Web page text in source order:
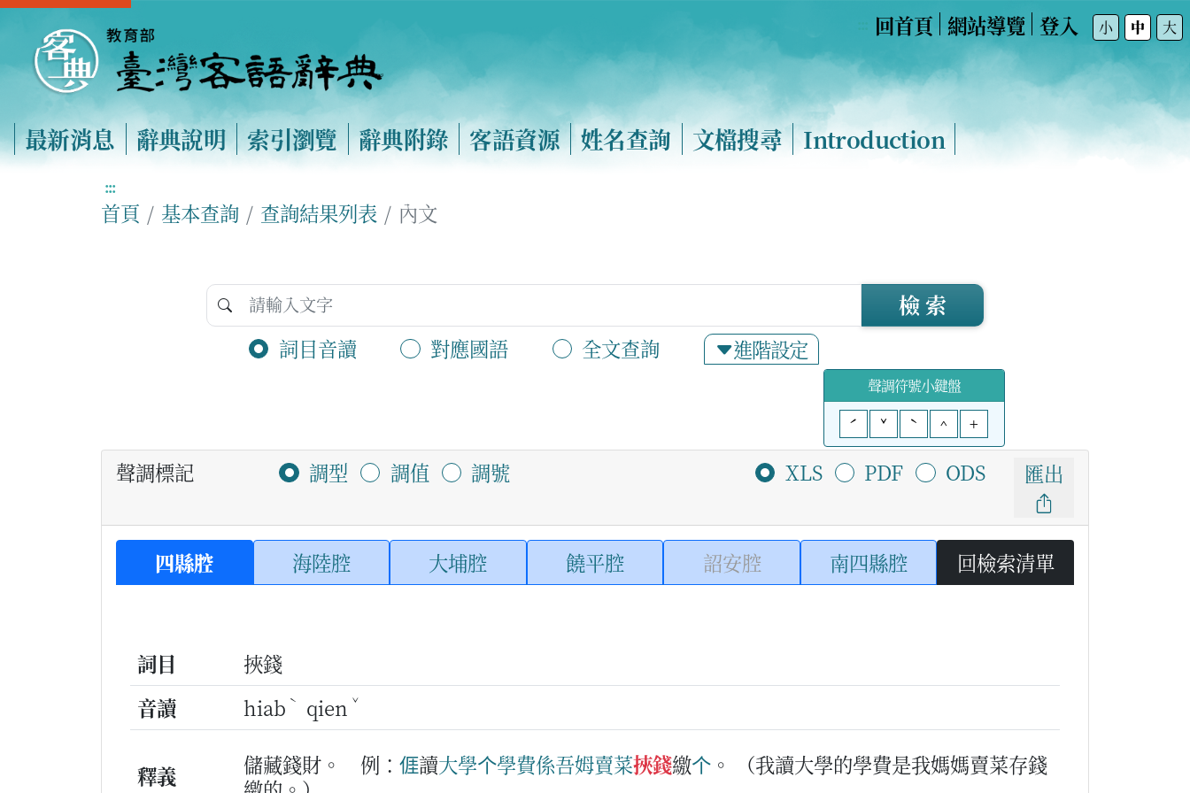
回首頁 網站導覽 登入 小 中 大
最新消息 辭典說明 索引瀏覽 辭典附錄 客語資源 姓名查詢 文檔搜尋 Introduction
:::
首頁 基本查詢 查詢結果列表 內文
詞目音讀 對應國語 全文查詢 進階設定
檢 索
聲調符號小鍵盤
ˊ
ˇ ˋ ^ +
聲調標記 調型 調值 調號 XLS PDF ODS 匯出
四縣腔 海陸腔 大埔腔 饒平腔 詔安腔 南四縣腔 回檢索清單
詞目
挾錢
音讀
hiab ˋ qien ˇ
釋義 儲藏錢財。 例： 𠊎讀大學个學費係吾姆賣菜挾錢繳个 。
（我讀大學的學費是我媽媽賣菜存錢